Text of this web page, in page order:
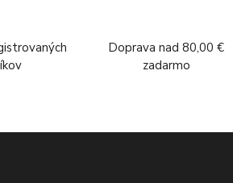
Doprava nad 80,00 €
zadarmo